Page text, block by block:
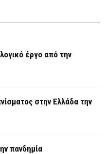
έργο από την
στην Ελλάδα την
πανδημία